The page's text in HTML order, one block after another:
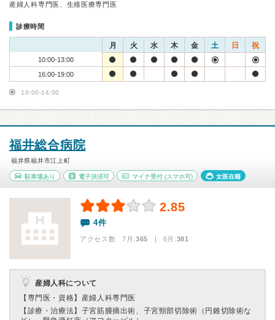
産婦人科専門医、生殖医療専門医
診療時間
月 火 水 木 金 土 日 祝
10:00-13:00
16:00-19:00
10:00-14:00
福井総合病院
福井県福井市江上町
駐車場あり 電子決済可 マイナ受付 (スマホ可) 女医在籍
2.85
4件
アクセス数 7月:365 | 6月:381
産婦人科について
【専門医・資格】 産婦人科専門医
【診療・治療法】 子宮筋腫摘出術、子宮頸部切除術（円錐切除術な